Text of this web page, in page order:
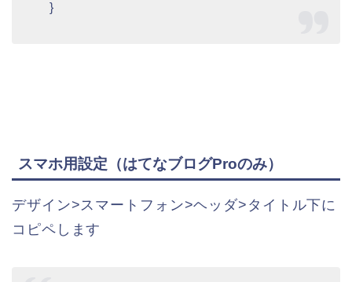
}
スマホ用設定（はてなブログProのみ）
デザイン>スマートフォン>ヘッダ>タイトル下に
コピペします